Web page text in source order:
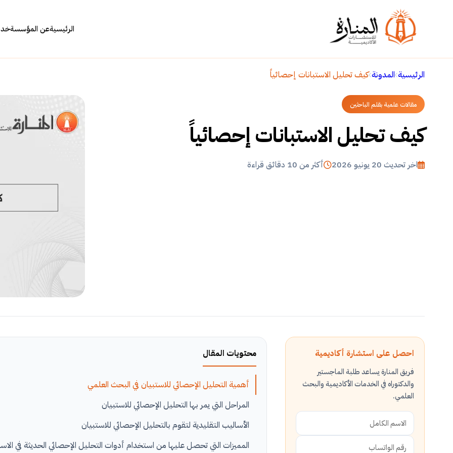
الرئيسيةعن المؤسسة
الرئيسية المدونة كيف تحليل الاستبانات إحصائياً
مقالات علمية بقلم الباحثين
كيف تحليل الاستبانات إحصائياً
اخر تحديث 20 يونيو 2026 أكثر من 10 دقائق قراءة
احصل على استشارة أكاديمية
فريق المنارة يساعد طلبة الماجستير
والدكتوراه في الخدمات الأكاديمية والبحث
العلمي.
محتويات المقال
أهمية التحليل الإحصائي للاستبيان في البحث العلمي
المراحل التي يمر بها التحليل الإحصائي للاستبيان
الأساليب التقليدية لتقوم بالتحليل الإحصائي للاستبيان
المميزات التي تحصل عليها من استخدام أدوات التحليل الإحصائي الحديثة في